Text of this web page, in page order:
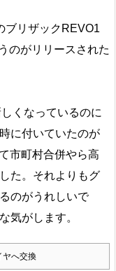
リザックREVO1
のがリリースされた
くなっているのに
に付いていたのが
市町村合併やら高
た。それよりもグ
のがうれしいで
気がします。
ヤへ交換